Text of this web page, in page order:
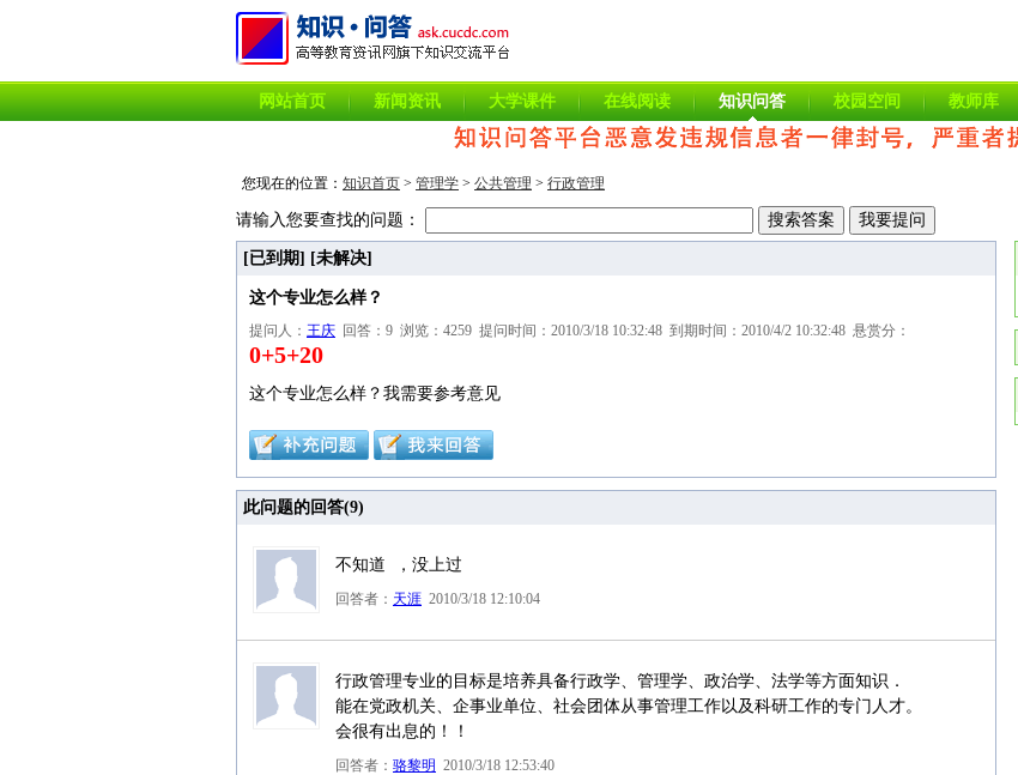
网站首页 新闻资讯 大学课件 在线阅读 知识问答 校园空间 教师库
您现在的位置： 知识首页 > 管理学 > 公共管理 > 行政管理
请输入您要查找的问题：
[已到期] [未解决]
这个专业怎么样？
提问人： 王庆 回答：9 浏览：4259 提问时间：2010/3/18 10:32:48 到期时间：2010/4/2 10:32:48 悬赏分：
0+5+20
这个专业怎么样？我需要参考意见
此问题的回答(9)
不知道 ，没上过
回答者： 天涯 2010/3/18 12:10:04
行政管理专业的目标是培养具备行政学、管理学、政治学、法学等方面知识．
能在党政机关、企事业单位、社会团体从事管理工作以及科研工作的专门人才。
会很有出息的！！
回答者： 骆黎明 2010/3/18 12:53:40